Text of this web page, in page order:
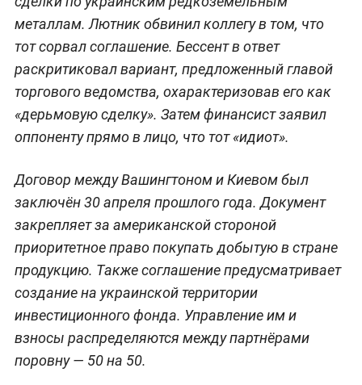
металлам. Лютник обвинил коллегу в том, что
тот сорвал соглашение. Бессент в ответ
раскритиковал вариант, предложенный главой
торгового ведомства, охарактеризовав его как
«дерьмовую сделку». Затем финансист заявил
оппоненту прямо в лицо, что тот «идиот».
Договор между Вашингтоном и Киевом был
заключён 30 апреля прошлого года. Документ
закрепляет за американской стороной
приоритетное право покупать добытую в стране
продукцию. Также соглашение предусматривает
создание на украинской территории
инвестиционного фонда. Управление им и
взносы распределяются между партнёрами
поровну — 50 на 50.